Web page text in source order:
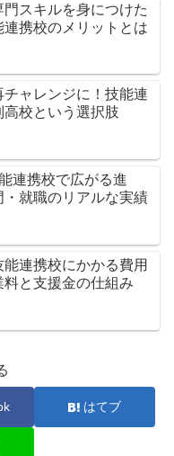
スキルを身につけた
携校のメリットとは
ャレンジに！技能連
校という選択肢
連携校で広がる進
・就職のリアルな実績
連携校にかかる費用
と支援金の仕組み
はてブ